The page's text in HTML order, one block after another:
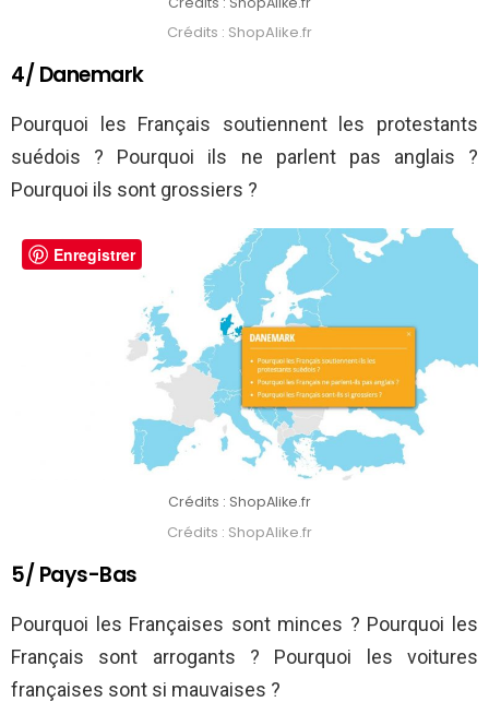
Crédits : ShopAlike.fr
4/ Danemark
Pourquoi les Français soutiennent les protestants
suédois ? Pourquoi ils ne parlent pas anglais ?
Pourquoi ils sont grossiers ?
Crédits : ShopAlike.fr
Crédits : ShopAlike.fr
5/ Pays-Bas
Pourquoi les Françaises sont minces ? Pourquoi les
Français sont arrogants ? Pourquoi les voitures
françaises sont si mauvaises ?
Enregistrer